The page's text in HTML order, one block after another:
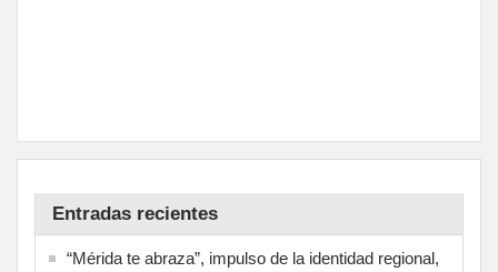
Entradas recientes
“Mérida te abraza”, impulso de la identidad regional,